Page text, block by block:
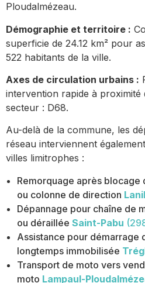
Ploudalmézeau.
Démographie et territoire :
superficie de 24.12 km² pour
522 habitants de la ville.
Axes de circulation urbains :
intervention rapide à proximité
secteur : D68.
Au-delà de la commune, les
réseau interviennent
villes limitrophes :
Remorquage après
ou colonne de direction
Dépannage pour chaîne de
ou déraillée Saint-Pabu
Assistance pour démarrage
longtemps immobilisée
Transport de moto vers
moto Lampaul-